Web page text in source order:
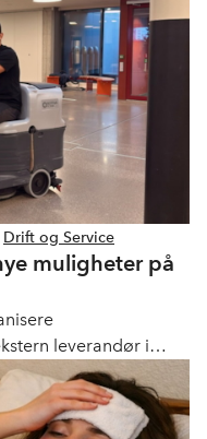
Drift og Service
på
leverandør i
til Coor.
kvaliteten og
og profesjonelt